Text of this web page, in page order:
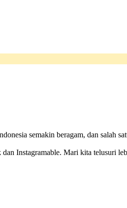
semakin beragam, dan salah
Instagramable. Mari kita telusuri